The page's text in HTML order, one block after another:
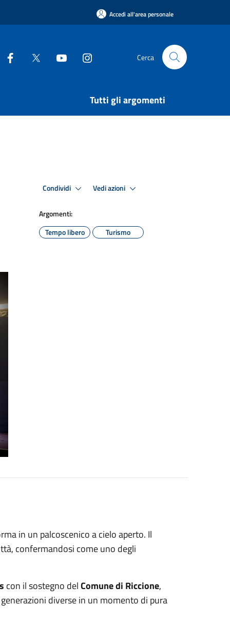
Accedi all'area personale
Cerca
Tutti gli argomenti
Condividi Vedi azioni
Argomenti:
Tempo libero
Turismo
in un palcoscenico a cielo aperto. Il
confermandosi come uno degli
con il sostegno delComune di Riccione,
diverse in un momento di pura